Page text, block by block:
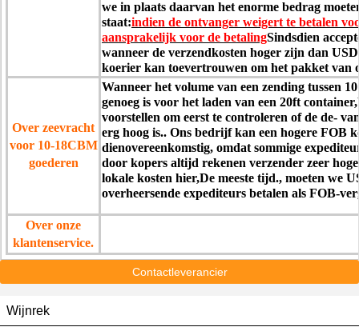
we in plaats daarvan het enorme bedrag
staat:indien de ontvanger weigert te betalen
aansprakelijk voor de betalingSindsdien
wanneer de verzendkosten hoger zijn dan
koerier kan toevertrouwen om het pakket van
Over zeevracht
voor 10-18CBM
goederen
Wanneer het volume van een zending tussen
genoeg is voor het laden van een 20ft
voorstellen om eerst te controleren of de de-
erg hoog is.. Ons bedrijf kan een hogere FOB
dienovereenkomstig, omdat sommige
door kopers altijd rekenen verzender zeer
lokale kosten hier,De meeste tijd., moeten we
overheersende expediteurs betalen als FOB-
Over onze
klantenservice.
Contactleverancier
Wijnrek